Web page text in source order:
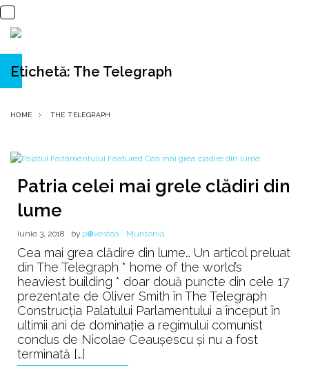
Etichetă: The Telegraph
HOME THE TELEGRAPH
Patria celei mai grele clădiri din
lume
iunie 3, 2018 by p⊕vestea Muntenia
Cea mai grea clădire din lume… Un articol preluat
din The Telegraph * home of the world’s
heaviest building * doar două puncte din cele 17
prezentate de Oliver Smith în The Telegraph
Construcția Palatului Parlamentului a început în
ultimii ani de dominație a regimului comunist
condus de Nicolae Ceaușescu și nu a fost
terminată […]